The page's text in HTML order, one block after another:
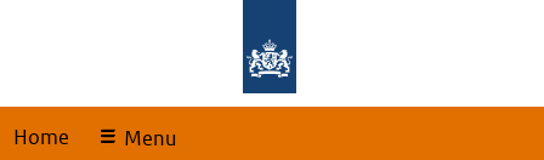
Home Menu